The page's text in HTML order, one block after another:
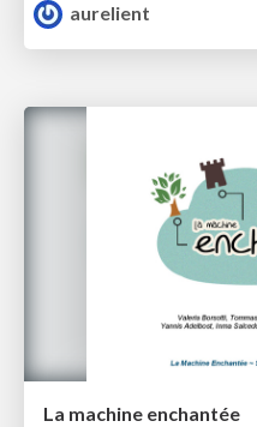
aurelient
La machine enchantée